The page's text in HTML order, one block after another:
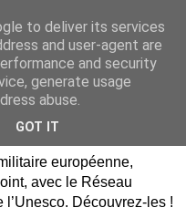
Dauphin,
Hautes-
européenne,
avec le Réseau
Découvrez-les !
to deliver its services
and user-agent are
and security
generate usage
abuse.
GOT IT